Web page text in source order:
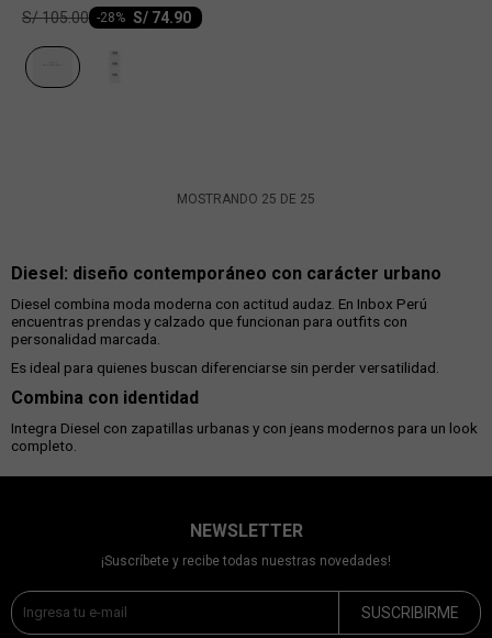
PACK
S/ 74.90
-28
S/105.00
MOSTRANDO 25 DE 25
Diesel: diseño contemporáneo con carácter urbano
Diesel combina moda moderna con actitud audaz. En Inbox Perú
encuentras prendas y calzado que funcionan para outfits con
personalidad marcada.
Es ideal para quienes buscan diferenciarse sin perder versatilidad.
Combina con identidad
Integra Diesel con zapatillas urbanas y con jeans modernos para un look
completo.
NEWSLETTER
¡Suscríbete y recibe todas nuestras novedades!
SUSCRIBIRME